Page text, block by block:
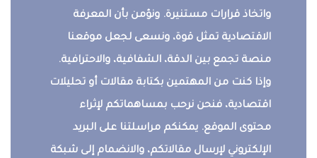
واتخاذ قرارات مستنيرة. ونؤمن بأن المعرفة
الاقتصادية تمثل قوة، ونسعى لجعل موقعنا
منصة تجمع بين الدقة، الشفافية، والاحترافية.
وإذا كنت من المهتمين بكتابة مقالات أو تحليلات
اقتصادية، فنحن نرحب بمساهماتكم لإثراء
محتوى الموقع. يمكنكم مراسلتنا على البريد
الإلكتروني لإرسال مقالاتكم، والانضمام إلى شبكة